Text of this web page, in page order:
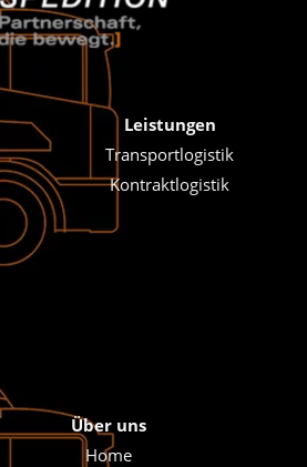
Leistungen
Transportlogistik
Kontraktlogistik
Über uns
Home